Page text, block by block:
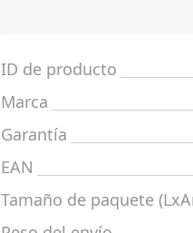
ID de producto
Marca
Garantía
EAN
Tamaño de paquete